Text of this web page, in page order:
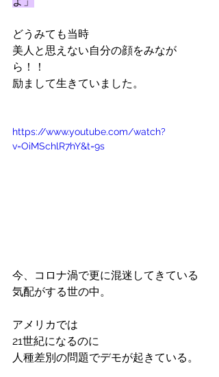
どうみても当時
美人と思えない自分の顔をみなが
ら！！
励まして生きていました。
https://www.youtube.com/watch?
v=OiMSchlR7hY&t=9s
今、コロナ渦で更に混迷してきている
気配がする世の中。
アメリカでは
21世紀になるのに
人種差別の問題でデモが起きている。